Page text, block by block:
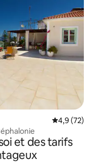
Évaluation
4,9 (72)
et des tarifs